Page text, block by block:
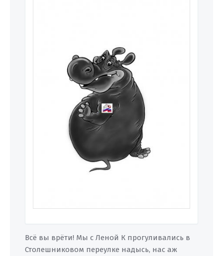
Всё вы врёти! Мы с Леной К прогуливались в
Столешниковом переулке надысь, нас аж